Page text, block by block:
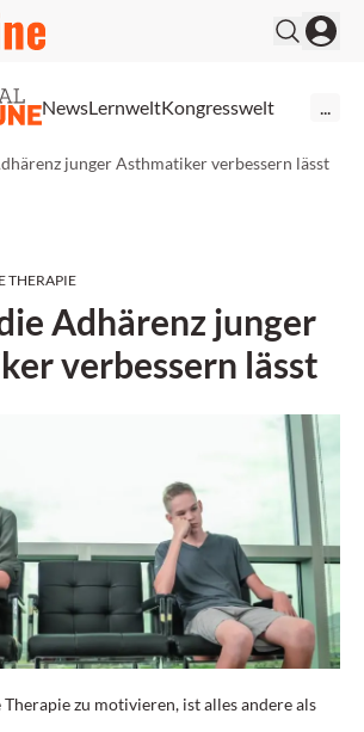
NewsLernweltKongresswelt
junger Asthmatiker verbessern lässt
THERAPIE
Adhärenz junger
verbessern lässt
zu motivieren, ist alles andere als